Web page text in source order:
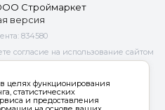
Строймаркет
версия
834580
согласие на использование сайтом
данныхв целях функционирования
релевантной рекламной
предпочтений и интересов.
целях функционирования
статистических
и предоставления